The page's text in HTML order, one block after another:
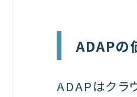
ADAPの
ADAPはクラ